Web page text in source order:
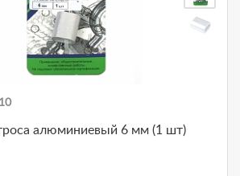
алюминиевый 6 мм (1 шт)